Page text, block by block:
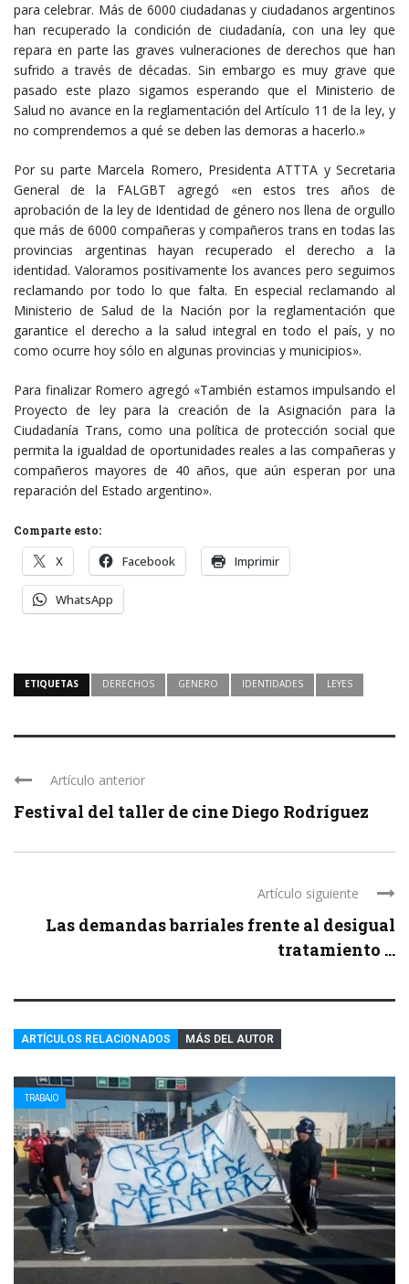
para celebrar. Más de 6000 ciudadanas y ciudadanos argentinos
han recuperado la condición de ciudadanía, con una ley que
repara en parte las graves vulneraciones de derechos que han
sufrido a través de décadas. Sin embargo es muy grave que
pasado este plazo sigamos esperando que el Ministerio de
Salud no avance en la reglamentación del Artículo 11 de la ley, y
no comprendemos a qué se deben las demoras a hacerlo.»
Por su parte Marcela Romero, Presidenta ATTTA y Secretaria
General de la FALGBT agregó «en estos tres años de
aprobación de la ley de Identidad de género nos llena de orgullo
que más de 6000 compañeras y compañeros trans en todas las
provincias argentinas hayan recuperado el derecho a la
identidad. Valoramos positivamente los avances pero seguimos
reclamando por todo lo que falta. En especial reclamando al
Ministerio de Salud de la Nación por la reglamentación que
garantice el derecho a la salud integral en todo el país, y no
como ocurre hoy sólo en algunas provincias y municipios».
Para finalizar Romero agregó «También estamos impulsando el
Proyecto de ley para la creación de la Asignación para la
Ciudadanía Trans, como una política de protección social que
permita la igualdad de oportunidades reales a las compañeras y
compañeros mayores de 40 años, que aún esperan por una
reparación del Estado argentino».
Comparte esto:
X Facebook Imprimir
WhatsApp
ETIQUETAS DERECHOS GENERO IDENTIDADES LEYES
Artículo anterior
Festival del taller de cine Diego Rodríguez
Artículo siguiente
Las demandas barriales frente al desigual
tratamiento ...
ARTÍCULOS RELACIONADOS MÁS DEL AUTOR
TRABAJO